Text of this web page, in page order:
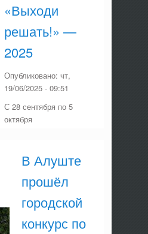
«Выходи
решать!» —
2025
Опубликовано: чт,
19/06/2025 - 09:51
С 28 сентября по 5
октября
В Алуште
прошёл
городской
конкурс по